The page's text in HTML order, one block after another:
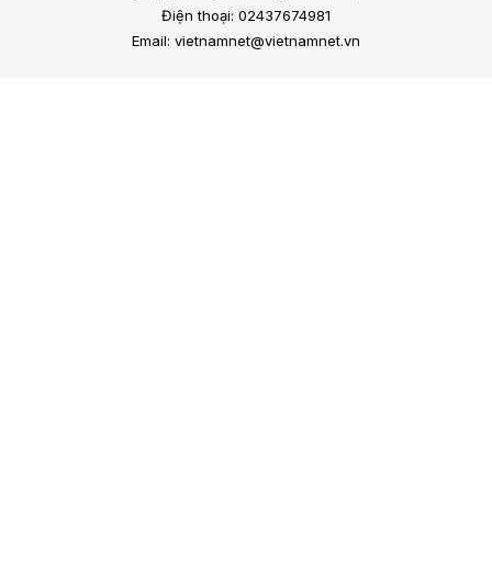
Điện thoại: 02437674981
Email: vietnamnet@vietnamnet.vn